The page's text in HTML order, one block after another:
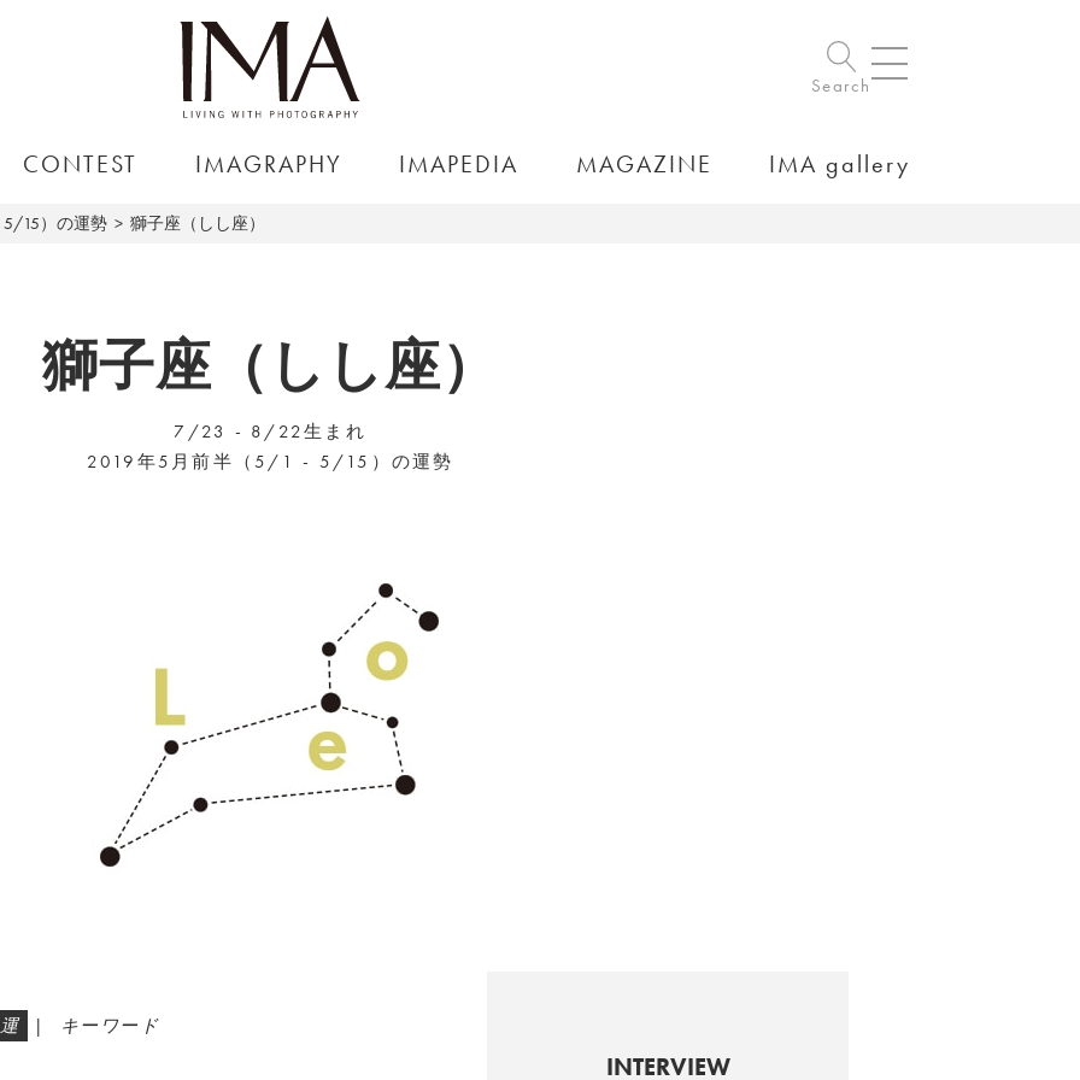
Search
CONTEST IMAGRAPHY IMAPEDIA MAGAZINE IMA gallery
15）の運勢 獅子座（しし座）
獅子座（しし座）
7/23 - 8/22生まれ
2019年5月前半（5/1 - 5/15）の運勢
| キーワード
INTERVIEW